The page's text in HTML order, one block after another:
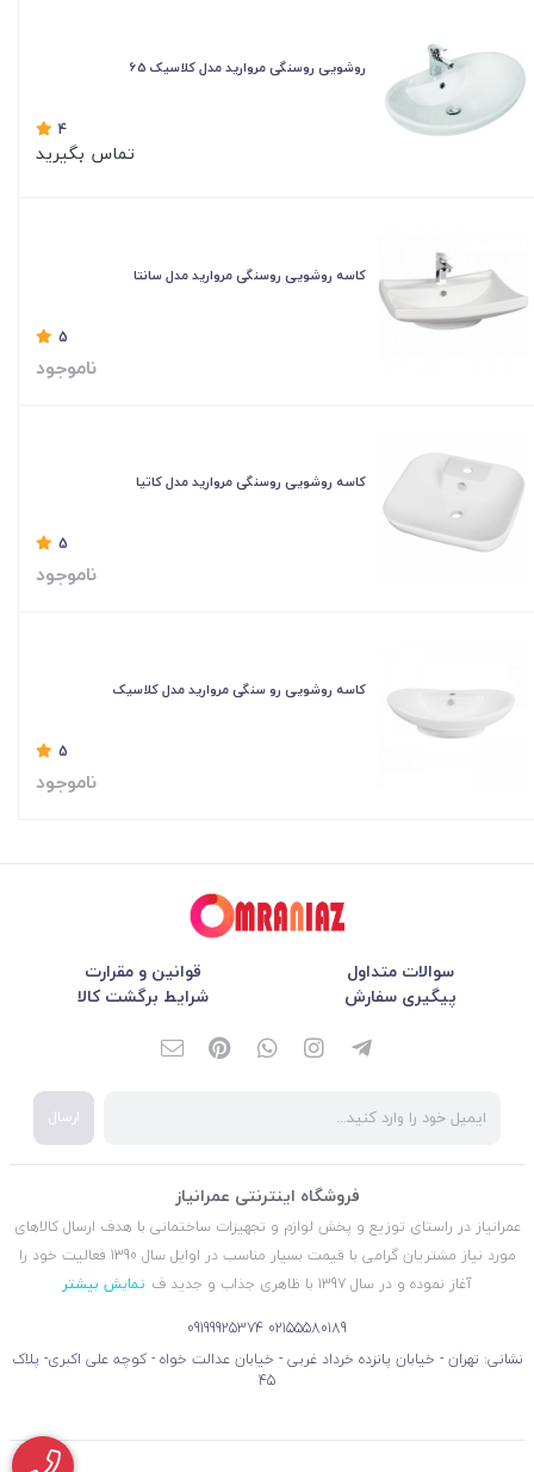
روشویی روسنگی مروارید مدل کلاسیک 65
4
تماس بگیرید
کاسه روشویی روسنگی مروارید مدل سانتا
5
ناموجود
کاسه روشویی روسنگی مروارید مدل کاتیا
5
ناموجود
کاسه روشویی رو سنگی مروارید مدل کلاسیک
5
ناموجود
سوالات متداول
قوانین و مقرارت
پیگیری سفارش
شرایط برگشت کالا
ارسال
فروشگاه اینترنتی عمرانیاز
عمرانیاز در راستای توزیع و پخش لوازم و تجهیزات ساختمانی با هدف ارسال کالاهای
مورد نیاز مشتریان گرامی با قیمت بسیار مناسب در اوایل سال 1390 فعالیت خود را
آغاز نموده و در سال 1397 با ظاهری جذاب و جدید ف
نمایش بیشتر
02155580189
09199925374
نشانی: تهران - خیابان پانزده خرداد غربی - خیابان عدالت خواه - کوچه علی اکبری- پلاک
45